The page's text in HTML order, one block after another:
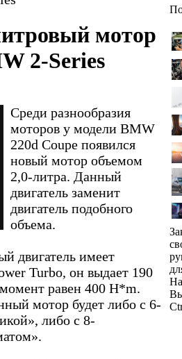
мотор
2-Series
Среди разнообразия
моторов у модели BMW
220d Coupe появился
новый мотор объемом
2,0-литра. Данный
двигатель заменит
двигатель подобного
объема.
двигатель имеет
Turbo, он выдает 190
равен 400 H*m.
мотор будет либо с 6-
либо с 8-